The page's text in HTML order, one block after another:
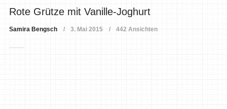
Rote Grütze mit Vanille-Joghurt
Samira Bengsch 3. Mai 2015 442 Ansichten